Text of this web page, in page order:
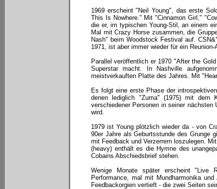
1969 erscheint "Neil Young", das erste
This Is Nowhere." Mit "Cinnamon Girl,"
die er, im typischen Young-Stil, an einem
Mal mit Crazy Horse zusammen, die
Nash" beim Woodstock Festival auf.
1971, ist aber immer wieder für ein
Parallel veröffentlich er 1970 "After the
Superstar macht. In Nashville
meistverkauften Platte des Jahres. Mit
Es folgt eine erste Phase der
denen lediglich "Zuma" (1975) mit dem
verschiedener Personen in seiner nächsten
wird.
1979 ist Young plötzlich wieder da - von
90er Jahre als Geburtsstunde des Grunge
mit Feedback und Verzerrern loszulegen.
(heavy) enthält es die Hymne des
Cobains Abschiedsbrief stehen.
Wenige Monate später erscheint "Live
Performance, mal mit Mundharmonika
Feedbackorgien vertieft - die zwei Seiten